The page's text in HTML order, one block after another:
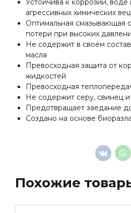
Устойчива к коррозии,
агрессивных химических
Оптимальная смазывающая
потери при высоких
Не содержит в своем
масла
Превосходная защита от
жидкостей
Превосходная
Не содержит серу, свинец и
Предотвращает заедание
Создано на основе
Похожие